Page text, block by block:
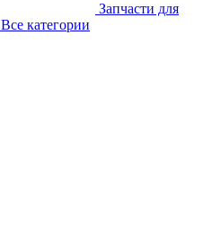
Запчасти для
Все категории